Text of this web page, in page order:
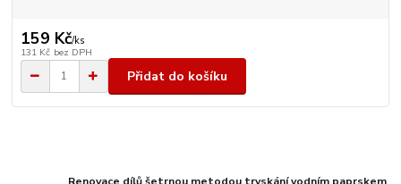
159 Kč/ks
131 Kč bez DPH
Přidat do košíku
Renovace dílů šetrnou metodou tryskání vodním paprskem